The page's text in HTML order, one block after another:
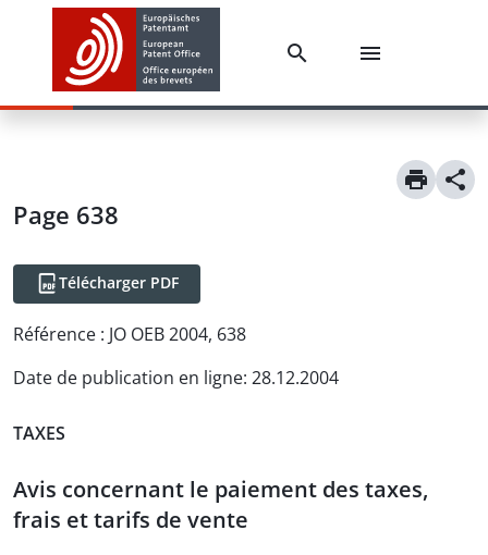
Page 638
Télécharger PDF
Référence : JO OEB 2004, 638
Date de publication en ligne: 28.12.2004
TAXES
Avis concernant le paiement des taxes,
frais et tarifs de vente